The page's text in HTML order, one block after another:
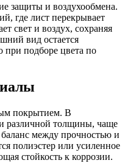
защиты и воздухообмена.
где лист перекрывает
свет и воздух, сохраняя
вид остается
при подборе цвета по
покрытием. В
различной толщины, чаще
между прочностью и
полиэстер или усиленное
стойкость к коррозии.